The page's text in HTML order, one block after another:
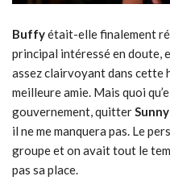
Buffyétait-elle finalement
principal intéressé en doute,
assez clairvoyant dans cette
meilleure amie. Mais quoi
gouvernement, quitter
il ne me manquera pas. Le
groupe et on avait tout le
pas sa place.